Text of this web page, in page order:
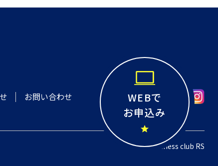
WEBで
お申込み
お問い合わせ
© 2022 Fitness club RS